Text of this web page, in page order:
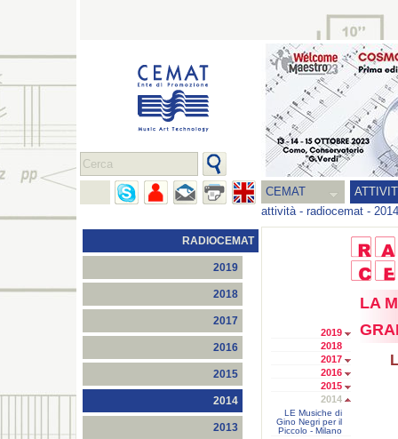
CEMAT
attività- radiocemat - 2014
RADIOCEMAT
2019
2018
2017
2016
2015
2014
2013
2019
2018
2017
2016
2015
2014
LE Musiche di
Gino Negri per il
Piccolo - Milano
LA